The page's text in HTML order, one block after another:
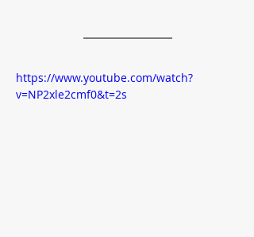
https://www.youtube.com/watch?
v=NP2xle2cmf0&t=2s